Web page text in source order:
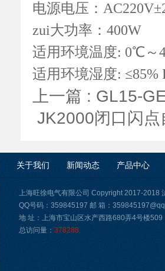
电源电压：
zui大功率：400W
适用环境温度: 0℃～
适用环境湿度: ≤85%
上一篇 : GL15-
JK2000闭口闪
关于我们 新闻动态 产品中心
上海旺徐电气有限公司 Copyright 2017-2018
QQ号码：359845197 邮 箱：
地 址：上海市宝山区水产西路680弄4号楼509
总访问量： 378288